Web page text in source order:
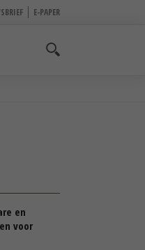
E-PAPER
en
voor